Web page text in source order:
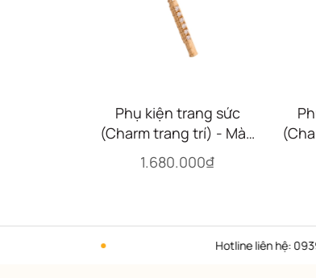
Phụ kiện trang sức
(Charm trang trí) - Màu
vàng (Flute)
1.680.000₫
Hotline liên hệ: 0939719375